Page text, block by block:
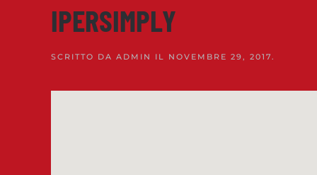
IPERSIMPLY
SCRITTO DA ADMIN IL NOVEMBRE 29, 2017.